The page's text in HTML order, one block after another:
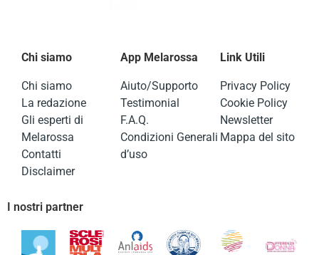
Chi siamo
Chi siamo
La redazione
Gli esperti di
Melarossa
Contatti
Disclaimer
App Melarossa
Aiuto/Supporto
Testimonial
F.A.Q.
Condizioni Generali
d’uso
Link Utili
Privacy Policy
Cookie Policy
Newsletter
Mappa del sito
I nostri partner